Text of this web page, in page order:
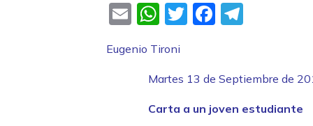
EmailWhatsApp
TwitterFacebook
Eugenio Tironi
Martes 13 de Septiembre de
Carta a un joven estudiante